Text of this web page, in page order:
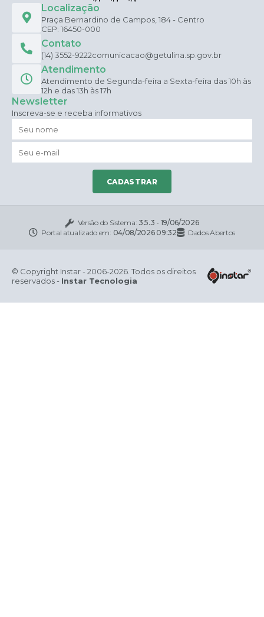
Localização
Praça Bernardino de Campos, 184 - Centro
CEP: 16450-000
Contato
(14) 3552-9222comunicacao@getulina.sp.gov.br
Atendimento
Atendimento de Segunda-feira a Sexta-feira das 10h às
12h e das 13h às 17h
Newsletter
Inscreva-se e receba informativos
CADASTRAR
Versão do Sistema: 3.5.3 - 19/06/2026
Portal atualizado em: 04/08/2026 09:32 Dados Abertos
© Copyright Instar - 2006-2026. Todos os direitos
reservados - Instar Tecnologia